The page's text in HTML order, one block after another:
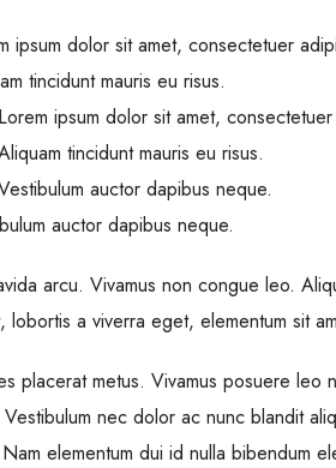
ipsum dolor sit amet, consectetuer
tincidunt mauris eu risus.
Lorem ipsum dolor sit amet,
tincidunt mauris eu risus.
auctor dapibus neque.
auctor dapibus neque.
arcu. Vivamus non congue leo.
lobortis a viverra eget, elementum sit
placerat metus. Vivamus posuere
nec dolor ac nunc blandit
elementum dui id nulla bibendum